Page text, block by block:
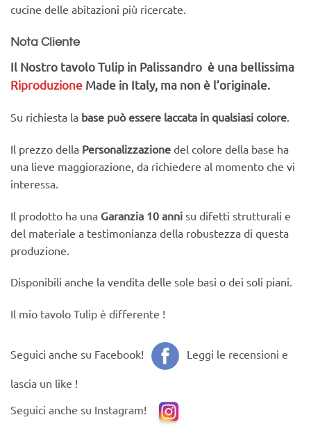
cucine delle abitazioni più ricercate.
Nota Cliente
Il Nostro tavolo Tulip in Palissandro è una bellissima
Riproduzione Made in Italy, ma non è l’originale.
Su richiesta la base può essere laccata in qualsiasi colore
Il prezzo della Personalizzazione del colore della base ha
una lieve maggiorazione, da richiedere al momento che vi
interessa.
Il prodotto ha una Garanzia 10 anni su difetti strutturali e
del materiale a testimonianza della robustezza di questa
produzione.
Disponibili anche la vendita delle sole basi o dei soli piani.
Il mio tavolo Tulip è differente !
Seguici anche su Facebook! Leggi le recensioni e
lascia un like !
Seguici anche su Instagram!